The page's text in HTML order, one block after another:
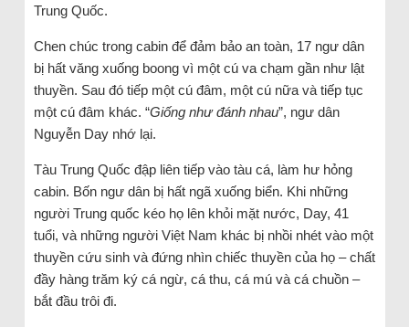
Trung Quốc.
Chen chúc trong cabin để đảm bảo an toàn, 17 ngư dân
bị hất văng xuống boong vì một cú va chạm gần như lật
thuyền. Sau đó tiếp một cú đâm, một cú nữa và tiếp tục
một cú đâm khác. “Giống như đánh nhau”, ngư dân
Nguyễn Day nhớ lại.
Tàu Trung Quốc đập liên tiếp vào tàu cá, làm hư hỏng
cabin. Bốn ngư dân bị hất ngã xuống biển. Khi những
người Trung quốc kéo họ lên khỏi mặt nước, Day, 41
tuổi, và những người Việt Nam khác bị nhồi nhét vào một
thuyền cứu sinh và đứng nhìn chiếc thuyền của họ – chất
đầy hàng trăm ký cá ngừ, cá thu, cá mú và cá chuồn –
bắt đầu trôi đi.